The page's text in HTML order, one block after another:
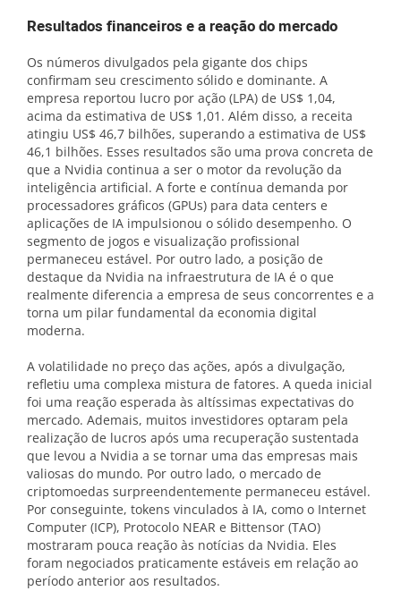
Resultados financeiros e a reação do mercado
Os números divulgados pela gigante dos chips
confirmam seu crescimento sólido e dominante. A
empresa reportou lucro por ação (LPA) de US$ 1,04,
acima da estimativa de US$ 1,01. Além disso, a receita
atingiu US$ 46,7 bilhões, superando a estimativa de US$
46,1 bilhões. Esses resultados são uma prova concreta de
que a Nvidia continua a ser o motor da revolução da
inteligência artificial. A forte e contínua demanda por
processadores gráficos (GPUs) para data centers e
aplicações de IA impulsionou o sólido desempenho. O
segmento de jogos e visualização profissional
permaneceu estável. Por outro lado, a posição de
destaque da Nvidia na infraestrutura de IA é o que
realmente diferencia a empresa de seus concorrentes e a
torna um pilar fundamental da economia digital
moderna.
A volatilidade no preço das ações, após a divulgação,
refletiu uma complexa mistura de fatores. A queda inicial
foi uma reação esperada às altíssimas expectativas do
mercado. Ademais, muitos investidores optaram pela
realização de lucros após uma recuperação sustentada
que levou a Nvidia a se tornar uma das empresas mais
valiosas do mundo. Por outro lado, o mercado de
criptomoedas surpreendentemente permaneceu estável.
Por conseguinte, tokens vinculados à IA, como o Internet
Computer (ICP), Protocolo NEAR e Bittensor (TAO)
mostraram pouca reação às notícias da Nvidia. Eles
foram negociados praticamente estáveis em relação ao
período anterior aos resultados.